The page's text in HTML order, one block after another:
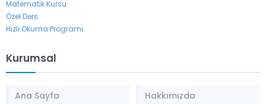
Matematik Kursu
Özel Ders
Hızlı Okuma Programı
Kurumsal
Ana Sayfa Hakkımızda